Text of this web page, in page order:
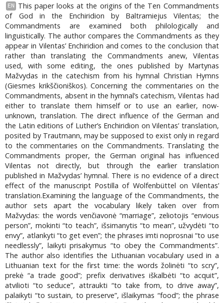
EN
This paper looks at the origins of the Ten Commandments
of God in the Enchiridion by Baltramiejus Vilentas; the
Commandments are examined both philologically and
linguistically. The author compares the Commandments as they
appear in Vilentas’ Enchiridion and comes to the conclusion that
rather than translating the Commandments anew, Vilentas
used, with some editing, the ones published by Martynas
Mažvydas in the catechism from his hymnal Christian Hymns
(Giesmes krikščioniškos). Concerning the commentaries on the
Commandments, absent in the hymnal’s catechism, Vilentas had
either to translate them himself or to use an earlier, now-
unknown, translation. The direct influence of the German and
the Latin editions of Luther’s Enchiridion on Vilentas’ translation,
posited by Trautmann, may be supposed to exist only in regard
to the commentaries on the Commandments. Translating the
Commandments proper, the German original has influenced
Vilentas not directly, but through the earlier translation
published in Mažvydas’ hymnal. There is no evidence of a direct
effect of the manuscript Postilla of Wolfenbüttel on Vilentas’
translation.Examining the language of the Commandments, the
author sets apart the vocabulary likely taken over from
Mažvydas: the words venčiavonė “marriage”, zeliotojis “envious
person”, mokinti “to teach”, išsimanytis “to mean”, užvydėti “to
envy”, atlankyti “to get even”; the phrases imti noprosnai “to use
needlessly”, laikyti prisakymus “to obey the Commandments”.
The author also identifies the Lithuanian vocabulary used in a
Lithuanian text for the first time: the words žolinėti “to scry”,
prekė “a trade good”; prefix derivatives iškalbėti “to acquit”,
atvilioti “to seduce”, attraukti “to take from, to drive away”,
palaikyti “to sustain, to preserve”, išlaikymas “food”; the phrase